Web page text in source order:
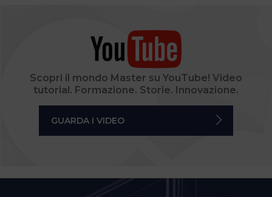
Scopri il mondo Master su YouTube! Video
tutorial. Formazione. Storie. Innovazione.
GUARDA I VIDEO